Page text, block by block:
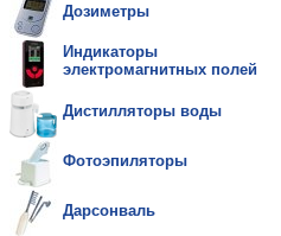
Дозиметры
Индикаторы
электромагнитных полей
Дистилляторы воды
Фотоэпиляторы
Дарсонваль